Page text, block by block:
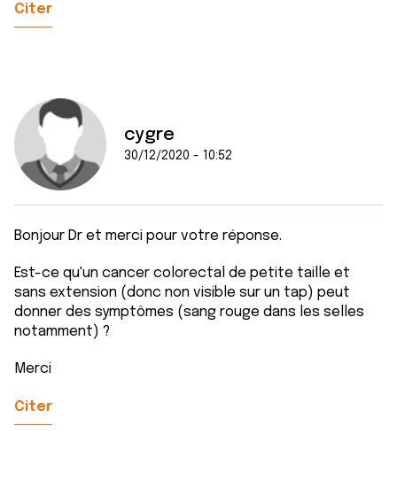
Citer
cygre
30/12/2020 - 10:52
Bonjour Dr et merci pour votre réponse.
Est-ce qu'un cancer colorectal de petite taille et
sans extension (donc non visible sur un tap) peut
donner des symptômes (sang rouge dans les selles
notamment) ?
Merci
Citer